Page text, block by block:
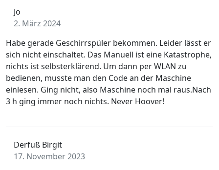
Jo
2. März 2024
Habe gerade Geschirrspüler bekommen. Leider lässt er
sich nicht einschaltet. Das Manuell ist eine Katastrophe,
nichts ist selbsterklärend. Um dann per WLAN zu
bedienen, musste man den Code an der Maschine
einlesen. Ging nicht, also Maschine noch mal raus.Nach
3 h ging immer noch nichts. Never Hoover!
Derfuß Birgit
17. November 2023